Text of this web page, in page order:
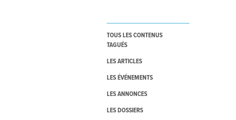
TOUS LES CONTENUS
TAGUÉS
LES ARTICLES
LES ÉVÉNEMENTS
LES ANNONCES
LES DOSSIERS